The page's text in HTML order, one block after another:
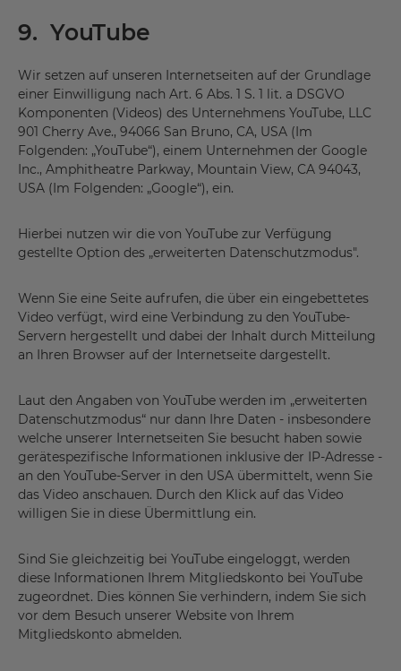
9. YouTube
Wir setzen auf unseren Internetseiten auf der Grundlage
einer Einwilligung nach Art. 6 Abs. 1 S. 1 lit. a DSGVO
Komponenten (Videos) des Unternehmens YouTube, LLC
901 Cherry Ave., 94066 San Bruno, CA, USA (Im
Folgenden: „YouTube“), einem Unternehmen der Google
Inc., Amphitheatre Parkway, Mountain View, CA 94043,
USA (Im Folgenden: „Google“), ein.
Hierbei nutzen wir die von YouTube zur Verfügung
gestellte Option des „erweiterten Datenschutzmodus".
Wenn Sie eine Seite aufrufen, die über ein eingebettetes
Video verfügt, wird eine Verbindung zu den YouTube-
Servern hergestellt und dabei der Inhalt durch Mitteilung
an Ihren Browser auf der Internetseite dargestellt.
Laut den Angaben von YouTube werden im „erweiterten
Datenschutzmodus“ nur dann Ihre Daten - insbesondere
welche unserer Internetseiten Sie besucht haben sowie
gerätespezifische Informationen inklusive der IP-Adresse -
an den YouTube-Server in den USA übermittelt, wenn Sie
das Video anschauen. Durch den Klick auf das Video
willigen Sie in diese Übermittlung ein.
Sind Sie gleichzeitig bei YouTube eingeloggt, werden
diese Informationen Ihrem Mitgliedskonto bei YouTube
zugeordnet. Dies können Sie verhindern, indem Sie sich
vor dem Besuch unserer Website von Ihrem
Mitgliedskonto abmelden.